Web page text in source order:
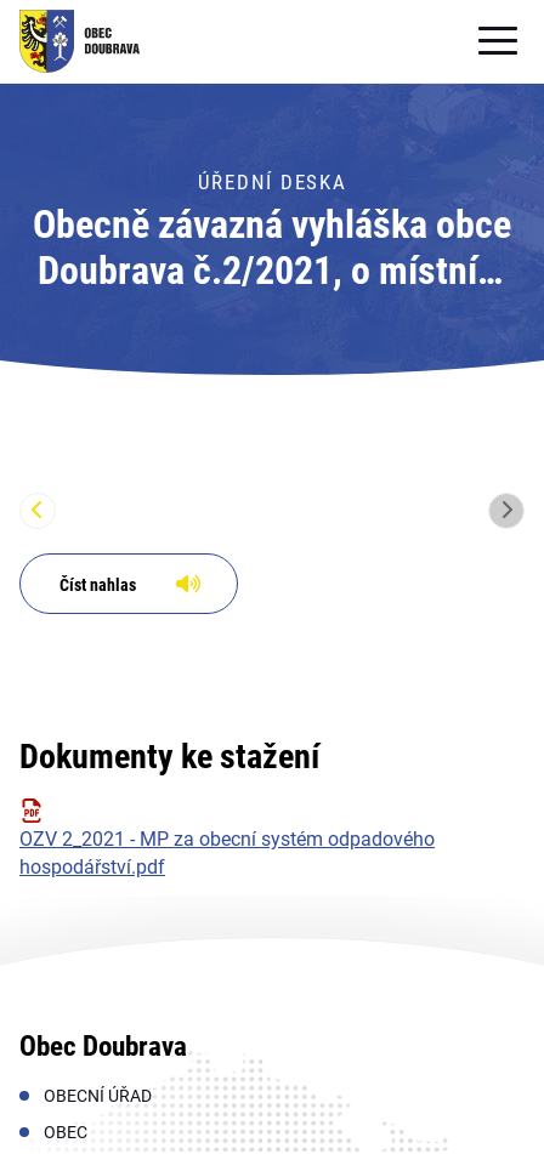
OBECNÍ ÚŘAD
PRO OBČANY
Formuláře ke stažení
PRO TURISTY
ÚŘEDNÍ DESKA
Obecně závazná vyhláška obce
Doubrava č.2/2021, o místním
odpadového hospodářství;
Číst nahlas
Dokumenty ke stažení
OZV 2_2021 - MP za obecní systém odpadového
hospodářství.pdf
Obec Doubrava
OBECNÍ ÚŘAD
OBEC